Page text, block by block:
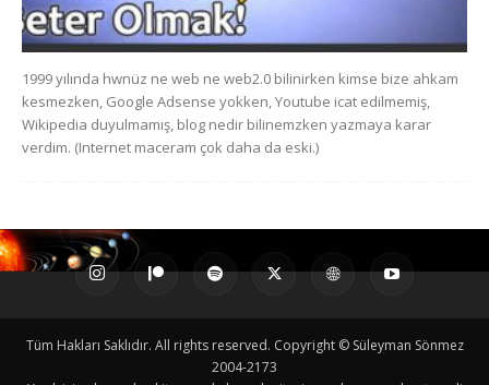
1999 yılında hwnüz ne web ne web2.0 bilinirken kimse bize ahkam
kesmezken, Google Adsense yokken, Youtube icat edilmemiş,
Wikipedia duyulmamış, blog nedir bilinemzken yazmaya karar
verdim. (Internet maceram çok daha da eski.)
Tüm Hakları Saklıdır. All rights reserved. Copyright © Süleyman Sönmez
2004-2173